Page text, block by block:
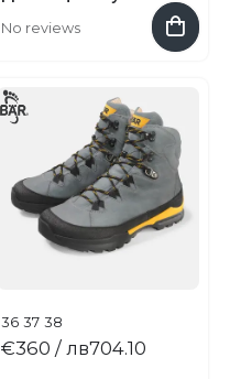
Judy
No reviews
36 37 38
€360 / лв704.10